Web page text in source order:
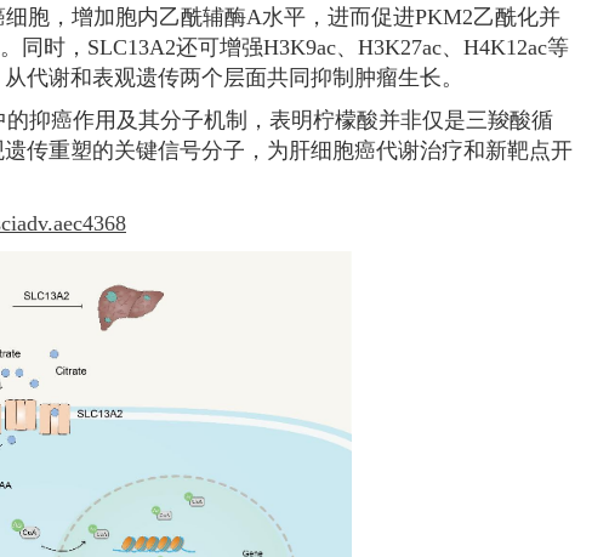
胞，增加胞内乙酰辅酶A水平，进而促进PKM2乙酰化并
时，SLC13A2还可增强H3K9ac、H3K27ac、H4K12ac等
代谢和表观遗传两个层面共同抑制肿瘤生长。
抑癌作用及其分子机制，表明柠檬酸并非仅是三羧酸循
传重塑的关键信号分子，为肝细胞癌代谢治疗和新靶点开